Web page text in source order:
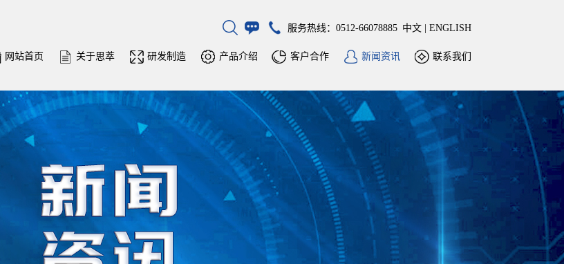
服务热线：0512-66078885 中文| ENGLISH
网站首页 关于思萃 研发制造 产品介绍 客户合作 新闻资讯 联系我们